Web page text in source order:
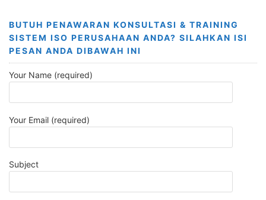
BUTUH PENAWARAN KONSULTASI & TRAINING
SISTEM ISO PERUSAHAAN ANDA? SILAHKAN ISI
PESAN ANDA DIBAWAH INI
Your Name (required)
Your Email (required)
Subject